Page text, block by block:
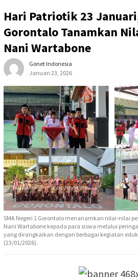
Hari Patriotik 23
Gorontalo Tanamkan
Nani Wartabone
Gonet Indonesia
Januari 23, 2026
SMA Negeri 1 Gorontalo menanamkan nilai-nilai
Nani Wartabone kepada para siswa melalui
yang dirangkaikan dengan berbagai kegiatan
(23/01/2026).